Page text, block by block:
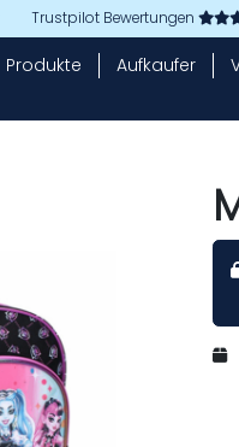
Trustpilot Bewertungen
Produkte Aufkaufer